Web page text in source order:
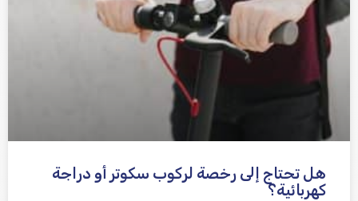
هل تحتاج إلى رخصة لركوب سكوتر أو دراجة
كهربائية؟